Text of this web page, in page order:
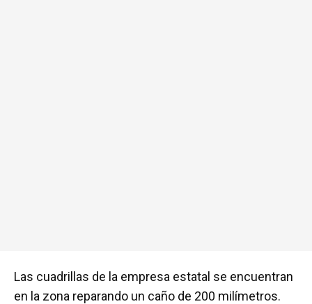
Las cuadrillas de la empresa estatal se encuentran
en la zona reparando un caño de 200 milímetros.